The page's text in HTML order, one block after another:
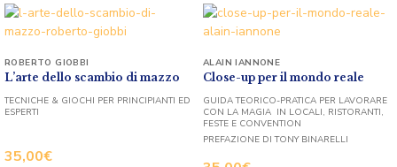
L’arte dello scambio di mazzo
35,00€
ROBERTO GIOBBI
TECNICHE & GIOCHI PER PRINCIPIANTI ED
ESPERTI
Close-up per il mondo reale
ALAIN IANNONE
GUIDA TEORICO-PRATICA PER LAVORARE
CON LA MAGIA IN LOCALI, RISTORANTI,
FESTE E CONVENTION
PREFAZIONE DI TONY BINARELLI